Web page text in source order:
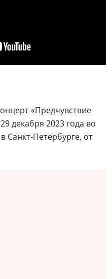
«Предчувствие
декабря 2023 года во
Санкт-Петербурге, от